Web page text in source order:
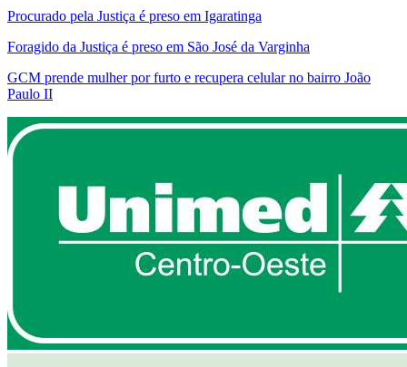
Procurado pela Justiça é preso em Igaratinga
Foragido da Justiça é preso em São José da Varginha
GCM prende mulher por furto e recupera celular no bairro João
Paulo II